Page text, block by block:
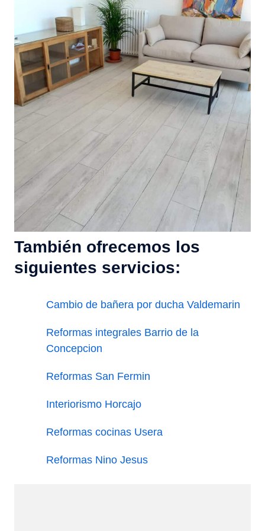
También ofrecemos los
siguientes servicios:
Cambio de bañera por ducha Valdemarin
Reformas integrales Barrio de la
Concepcion
Reformas San Fermin
Interiorismo Horcajo
Reformas cocinas Usera
Reformas Nino Jesus